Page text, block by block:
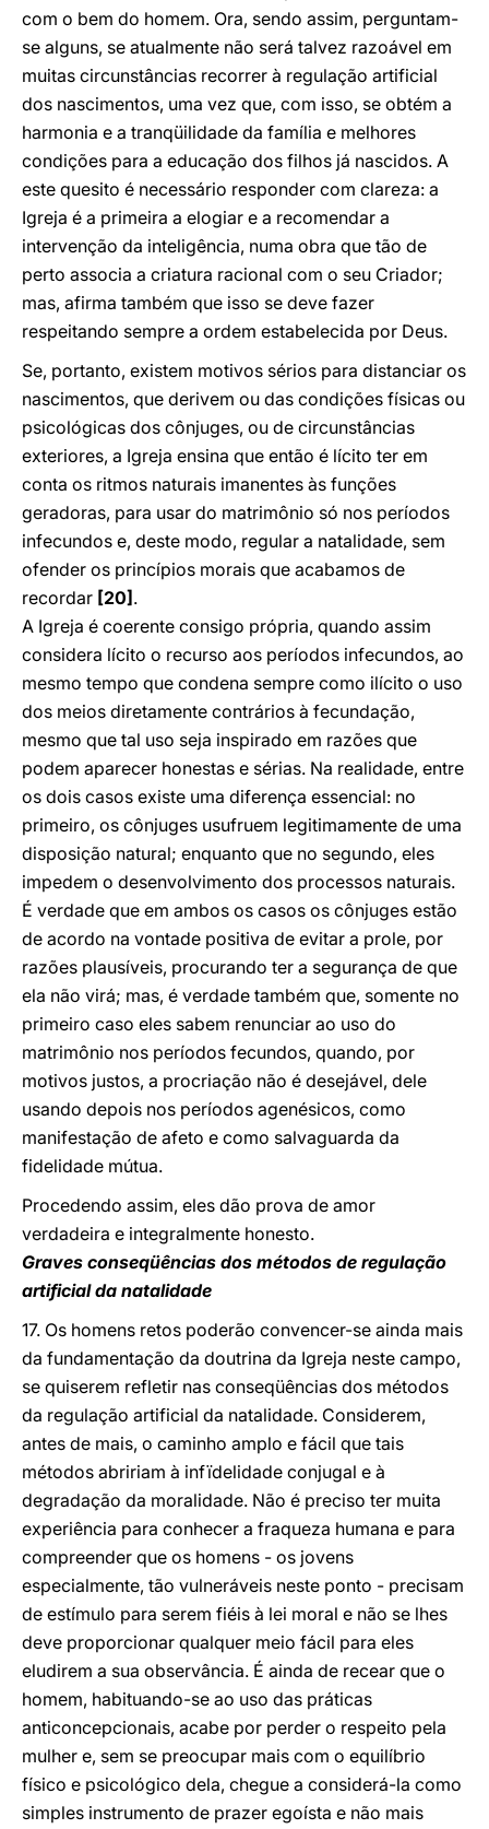
com o bem do homem. Ora, sendo assim, perguntam-
se alguns, se atualmente não será talvez razoável em
muitas circunstâncias recorrer à regulação artificial
dos nascimentos, uma vez que, com isso, se obtém a
harmonia e a tranqüilidade da família e melhores
condições para a educação dos filhos já nascidos. A
este quesito é necessário responder com clareza: a
Igreja é a primeira a elogiar e a recomendar a
intervenção da inteligência, numa obra que tão de
perto associa a criatura racional com o seu Criador;
mas, afirma também que isso se deve fazer
respeitando sempre a ordem estabelecida por Deus.
Se, portanto, existem motivos sérios para distanciar os
nascimentos, que derivem ou das condições físicas ou
psicológicas dos cônjuges, ou de circunstâncias
exteriores, a Igreja ensina que então é lícito ter em
conta os ritmos naturais imanentes às funções
geradoras, para usar do matrimônio só nos períodos
infecundos e, deste modo, regular a natalidade, sem
ofender os princípios morais que acabamos de
recordar [20] .
A Igreja é coerente consigo própria, quando assim
considera lícito o recurso aos períodos infecundos, ao
mesmo tempo que condena sempre como ilícito o uso
dos meios diretamente contrários à fecundação,
mesmo que tal uso seja inspirado em razões que
podem aparecer honestas e sérias. Na realidade, entre
os dois casos existe uma diferença essencial: no
primeiro, os cônjuges usufruem legitimamente de uma
disposição natural; enquanto que no segundo, eles
impedem o desenvolvimento dos processos naturais.
É verdade que em ambos os casos os cônjuges estão
de acordo na vontade positiva de evitar a prole, por
razões plausíveis, procurando ter a segurança de que
ela não virá; mas, é verdade também que, somente no
primeiro caso eles sabem renunciar ao uso do
matrimônio nos períodos fecundos, quando, por
motivos justos, a procriação não é desejável, dele
usando depois nos períodos agenésicos, como
manifestação de afeto e como salvaguarda da
fidelidade mútua.
Procedendo assim, eles dão prova de amor
verdadeira e integralmente honesto.
Graves conseqüências dos métodos de regulação
artificial da natalidade
17. Os homens retos poderão convencer-se ainda mais
da fundamentação da doutrina da Igreja neste campo,
se quiserem refletir nas conseqüências dos métodos
da regulação artificial da natalidade. Considerem,
antes de mais, o caminho amplo e fácil que tais
métodos abririam à infïdelidade conjugal e à
degradação da moralidade. Não é preciso ter muita
experiência para conhecer a fraqueza humana e para
compreender que os homens - os jovens
especialmente, tão vulneráveis neste ponto - precisam
de estímulo para serem fiéis à lei moral e não se lhes
deve proporcionar qualquer meio fácil para eles
eludirem a sua observância. É ainda de recear que o
homem, habituando-se ao uso das práticas
anticoncepcionais, acabe por perder o respeito pela
mulher e, sem se preocupar mais com o equilíbrio
físico e psicológico dela, chegue a considerá-la como
simples instrumento de prazer egoísta e não mais